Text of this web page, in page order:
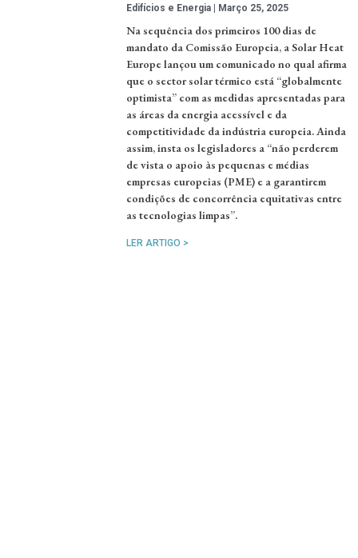
Edifícios e Energia Março 25, 2025
Na sequência dos primeiros 100 dias de
mandato da Comissão Europeia, a Solar Heat
Europe lançou um comunicado no qual afirma
que o sector solar térmico está “globalmente
optimista” com as medidas apresentadas para
as áreas da energia acessível e da
competitividade da indústria europeia. Ainda
assim, insta os legisladores a “não perderem
de vista o apoio às pequenas e médias
empresas europeias (PME) e a garantirem
condições de concorrência equitativas entre
as tecnologias limpas”.
LER ARTIGO >